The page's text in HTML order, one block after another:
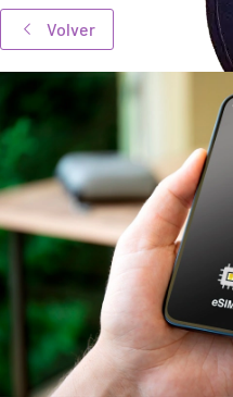
Volver